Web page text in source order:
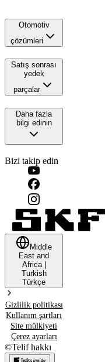
Otomotiv
çözümleri
Satış sonrası
yedek
parçalar
Daha fazla
bilgi edinin
Bizi takip edin
Middle
East and
Africa|
Turkish
Türkçe
Gizlilik politikası
Kullanım şartları
Site mülkiyeti
Çerez ayarları
©Telif hakkı